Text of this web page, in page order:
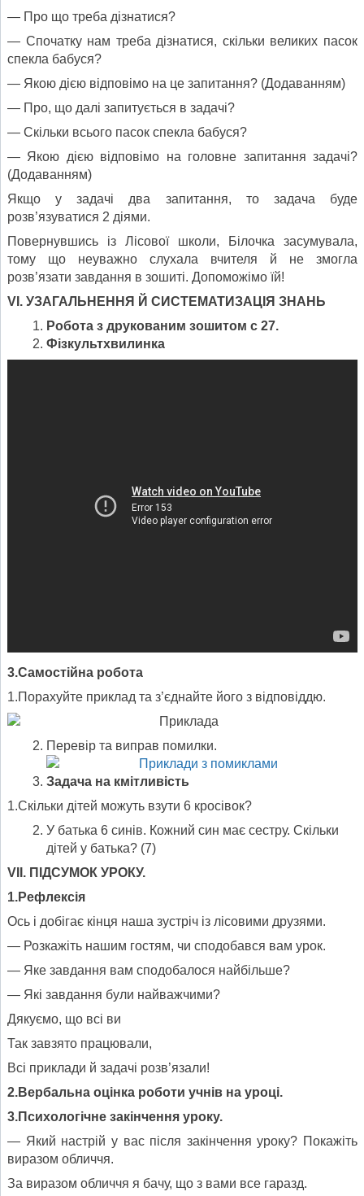
— Про що треба дізнатися?
— Спочатку нам треба дізнатися, скільки великих пасок
спекла бабуся?
— Якою дією відповімо на це запитання? (Додаванням)
— Про, що далі запитується в задачі?
— Скільки всього пасок спекла бабуся?
— Якою дією відповімо на головне запитання задачі?
(Додаванням)
Якщо у задачі два запитання, то задача буде
розв’язуватися 2 діями.
Повернувшись із Лісової школи, Білочка засумувала,
тому що неуважно слухала вчителя й не змогла
розв’язати завдання в зошиті. Допоможімо їй!
VІ. УЗАГАЛЬНЕННЯ Й СИСТЕМАТИЗАЦІЯ ЗНАНЬ
Робота з друкованим зошитом с 27.
Фізкультхвилинка
3.Самостійна робота
1.Порахуйте приклад та з’єднайте його з відповіддю.
Перевір та виправ помилки.
Задача на кмітливість
1.Скільки дітей можуть взути 6 кросівок?
У батька 6 синів. Кожний син має сестру. Скільки
дітей у батька? (7)
VІІ. ПІДСУМОК УРОКУ.
1.Рефлексія
Ось і добігає кінця наша зустріч із лісовими друзями.
— Розкажіть нашим гостям, чи сподобався вам урок.
— Яке завдання вам сподобалося найбільше?
— Які завдання були найважчими?
Дякуємо, що всі ви
Так завзято працювали,
Всі приклади й задачі розв’язали!
2.Вербальна оцінка роботи учнів на уроці.
3.Психологічне закінчення уроку.
— Який настрій у вас після закінчення уроку? Покажіть
виразом обличчя.
За виразом обличчя я бачу, що з вами все гаразд.